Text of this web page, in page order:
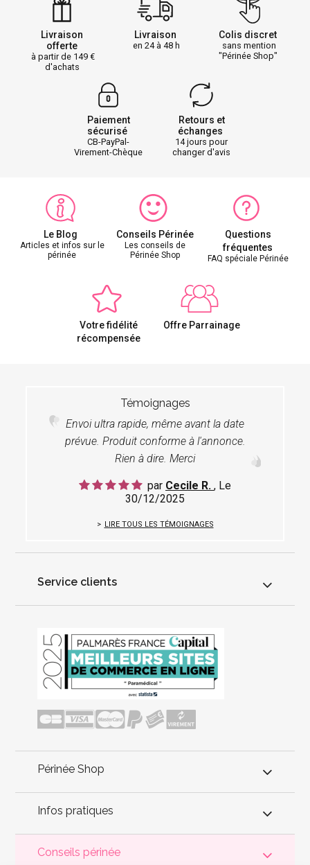
Livraison
offerte
à partir de 149
d'achats
Livraison
en 24 à 48 h
Colis discret
sans mention
"Périnée Shop"
Paiement
sécurisé
CB-PayPal-
Virement-Chèque
Retours et
échanges
14 jours pour
changer d'avis
Le Blog
Articles et infos sur le
périnée
Conseils Périnée
Les conseils de
Périnée Shop
Questions
fréquentes
FAQ spéciale Périnée
Votre fidélité
récompensée
Offre Parrainage
Témoignages
Envoi ultra rapide, même avant la date
prévue. Produit conforme à l'annonce.
Rien à dire. Merci
par Cecile R. , Le
30/12/2025
LIRE TOUS LES TÉMOIGNAGES
Service clients
Périnée Shop
Infos pratiques
Conseils périnée